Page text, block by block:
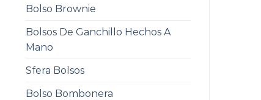
Bolso Brownie
Bolsos De Ganchillo Hechos A
Mano
Sfera Bolsos
Bolso Bombonera